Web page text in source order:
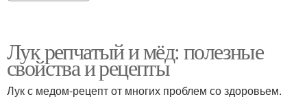
Лук репчатый и мёд: полезные
свойства и рецепты
Лук с медом-рецепт от многих проблем со здоровьем.